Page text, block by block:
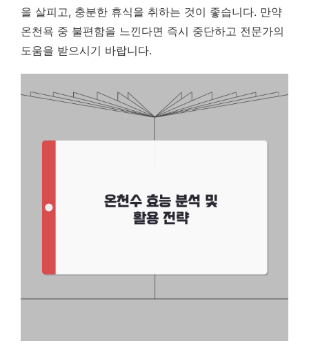
을 살피고, 충분한 휴식을 취하는 것이 좋습니다. 만약
온천욕 중 불편함을 느낀다면 즉시 중단하고 전문가의
도움을 받으시기 바랍니다.